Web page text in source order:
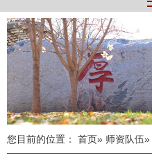
您目前的位置： 首页» 师资队伍»